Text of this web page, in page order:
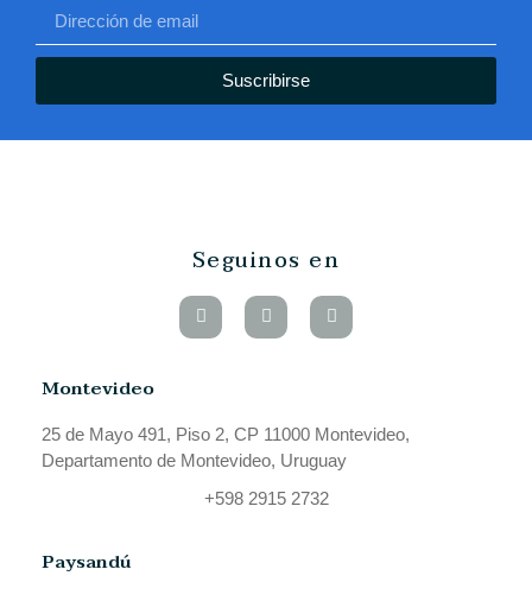
Suscribirse
Seguinos en
Montevideo
25 de Mayo 491, Piso 2, CP 11000 Montevideo,
Departamento de Montevideo, Uruguay
+598 2915 2732
Paysandú